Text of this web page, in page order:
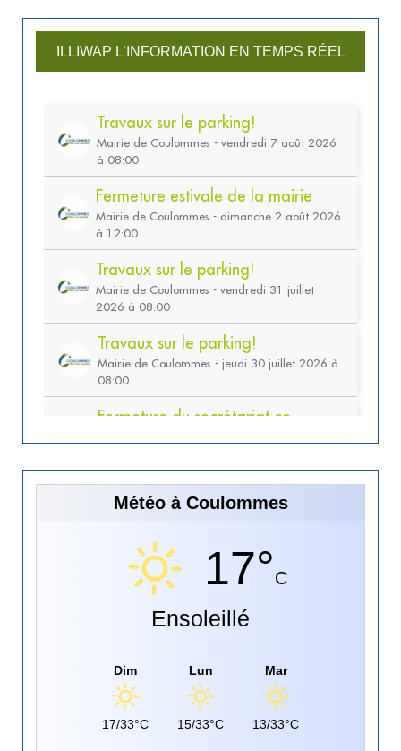
ILLIWAP L’INFORMATION EN TEMPS RÉEL
Météo à Coulommes
17°C
Ensoleillé
Dim
17/33°C
Lun
15/33°C
Mar
13/33°C